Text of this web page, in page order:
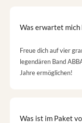
Was erwartet mich
Freue dich auf vier
legendären Band
Jahre ermöglichen!
Was ist im Paket